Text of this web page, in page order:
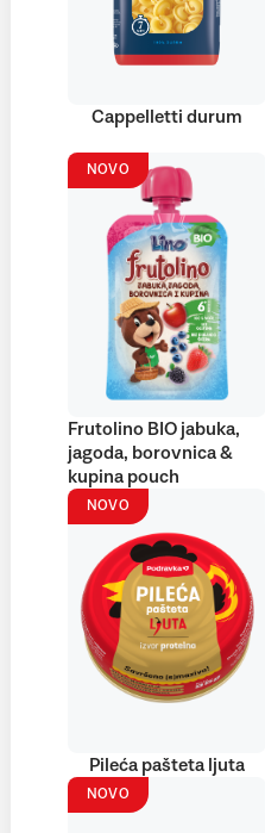
Cappelletti durum
NOVO
Frutolino BIO jabuka,
jagoda, borovnica &
kupina pouch
NOVO
Pileća pašteta ljuta
NOVO